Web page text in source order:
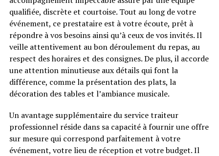
qualifiée, discrète et courtoise. Tout au long de votre
événement, ce prestataire est à votre écoute, prêt à
répondre à vos besoins ainsi qu’à ceux de vos invités. Il
veille attentivement au bon déroulement du repas, au
respect des horaires et des consignes. De plus, il accorde
une attention minutieuse aux détails qui font la
différence, comme la présentation des plats, la
décoration des tables et l’ambiance musicale.
Un avantage supplémentaire du service traiteur
professionnel réside dans sa capacité à fournir une offre
sur mesure qui correspond parfaitement à votre
événement, votre lieu de réception et votre budget. Il